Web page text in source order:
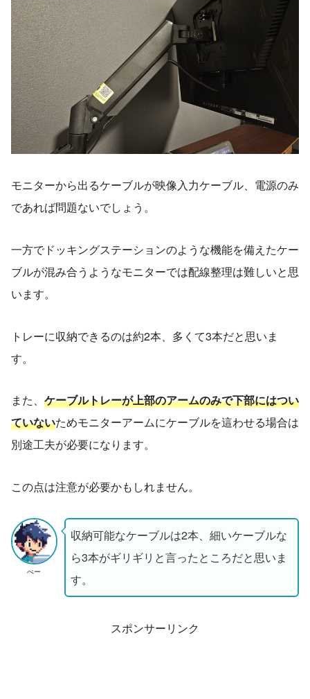
モニターから出るケーブルが映像入力ケーブル、電源のみ
であれば問題ないでしょう。
一方でドッキングステーションのような機能を備えたケー
ブルが混み合うようなモニターでは配線整理は難しいと思
います。
トレーに収納できるのは約2本、多くて3本だと思いま
す。
また、 ケーブルトレーが上部のアームのみで下部にはつい
ていないためモニターアームにケーブルを這わせる場合は
別途工夫が必要になります。
この点は注意が必要かもしれません。
ぺー
収納可能なケーブルは2本、細いケーブルな
ら3本がギリギリと言ったところだと思いま
す。
スポンサーリンク